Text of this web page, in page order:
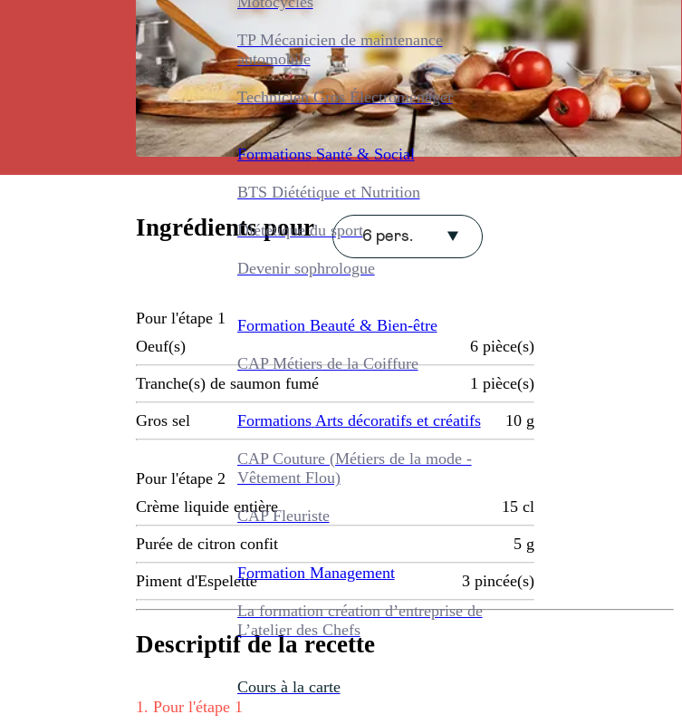
TP Mécanicien de maintenance
automobile
Technicien Gros Électroménager
Formations Santé & Social
BTS Diététique et Nutrition
Diététique du sport
Devenir sophrologue
Formation Beauté & Bien-être
CAP Métiers de la Coiffure
Formations Arts décoratifs et créatifs
CAP Couture (Métiers de la mode -
Vêtement Flou)
CAP Fleuriste
Formation Management
La formation création d’entreprise de
L’atelier des Chefs
Cours à la carte
Ingrédients pour 6 pers.
Pour l'étape 1
Oeuf(s)
6 pièce(s)
Tranche(s) de saumon fumé 1 pièce(s)
Gros sel 10 g
Pour l'étape 2
Crème liquide entière
15 cl
Purée de citron confit 5 g
Piment d'Espelette 3 pincée(s)
Descriptif de la recette
1 . Pour l'étape 1